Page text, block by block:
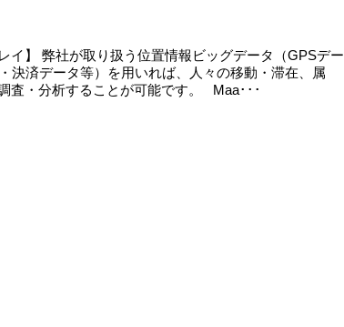
イ】 弊社が取り扱う位置情報ビッグデータ（GPSデー
決済データ等）を用いれば、人々の移動・滞在、属
査・分析することが可能です。 Maa･･･